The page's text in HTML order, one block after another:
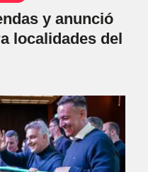
y anunció
localidades del